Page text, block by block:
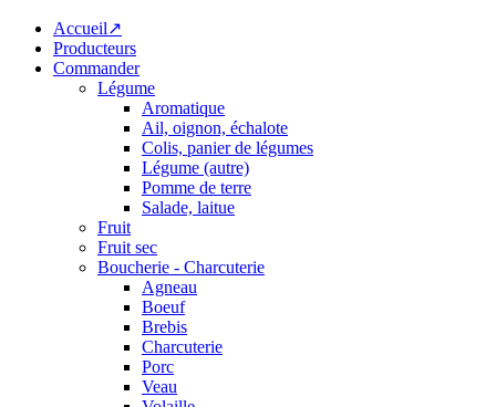
Accueil↗
Producteurs
Commander
Légume
Aromatique
Ail, oignon, échalote
Colis, panier de légumes
Légume (autre)
Pomme de terre
Salade, laitue
Fruit
Fruit sec
Boucherie - Charcuterie
Agneau
Boeuf
Brebis
Charcuterie
Porc
Veau